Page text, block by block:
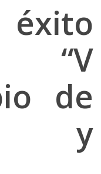
“V
de
y